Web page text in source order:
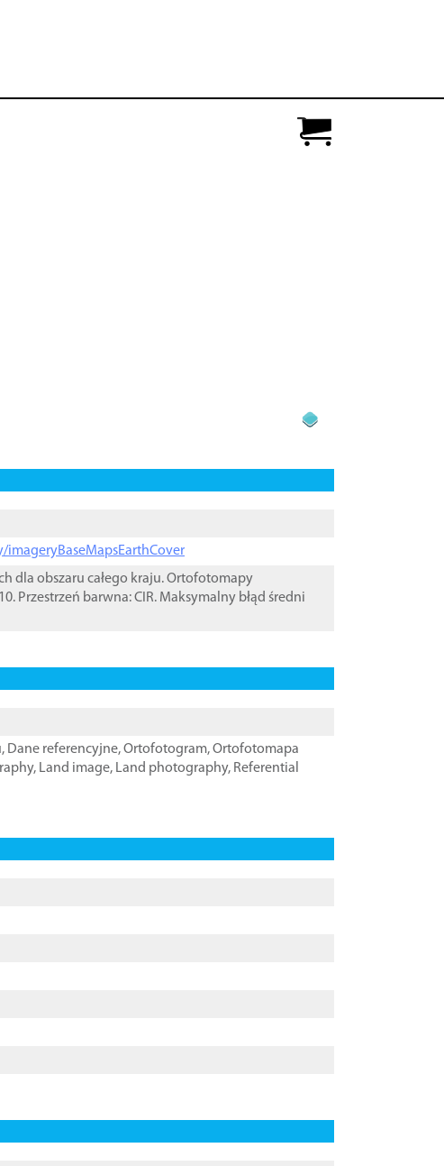
dla obszaru całego kraju. Ortofotomapy
Przestrzeń barwna: CIR. Maksymalny błąd średni
, Dane referencyjne,Ortofotogram,Ortofotomapa
, Land image, Land photography, Referential